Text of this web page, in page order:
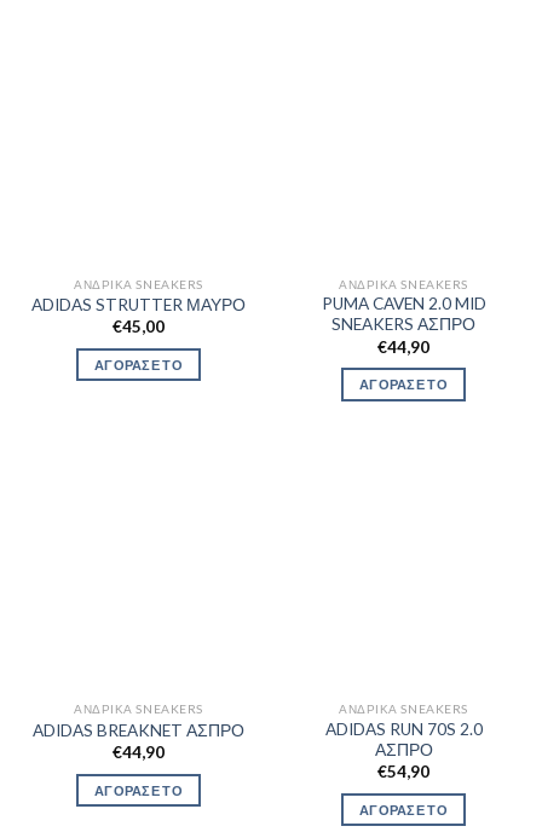
ΑΝΔΡΙΚΆ SNEAKERS
ADIDAS STRUTTER ΜΑΥΡΟ
€45,00
ΑΓΟΡΑΣΕ ΤΟ
ΑΝΔΡΙΚΆ SNEAKERS
PUMA CAVEN 2.0 MID
SNEAKERS ΑΣΠΡΟ
€44,90
ΑΓΟΡΑΣΕ ΤΟ
ΑΝΔΡΙΚΆ SNEAKERS
ADIDAS BREAKNET ΑΣΠΡΟ
€44,90
ΑΓΟΡΑΣΕ ΤΟ
ΑΝΔΡΙΚΆ SNEAKERS
ADIDAS RUN 70S 2.0
ΑΣΠΡΟ
€54,90
ΑΓΟΡΑΣΕ ΤΟ